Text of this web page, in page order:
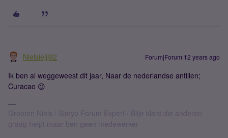
Nielsiejjj92 Forum|Forum|12 years ago
Ik ben al weggeweest dit jaar, Naar de nederlandse antillen;
Curacao 😉
Groeten Niels / Simyo Forum Expert / Blije klant die anderen
graag helpt maar ben geen medewerker